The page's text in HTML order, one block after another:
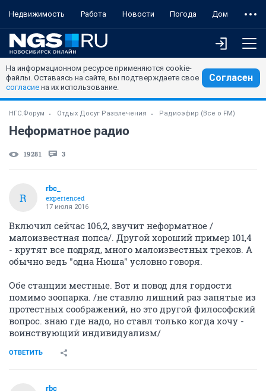
Недвижимость Работа Новости Погода Дом
На информационном ресурсе применяются cookie-
файлы. Оставаясь на сайте, вы подтверждаете свое
согласие на их использование.
Согласен
НГС.Форум Отдых Досуг Развлечения Радиоэфир (Все о FM)
Неформатное радио
19281 3
R
rbc_
experienced
17 июля 2016
Включил сейчас 106,2, звучит неформатное /
малоизвестная попса/. Другой хороший пример 101,4
- крутят все подряд, много малоизвестных треков. А
обычно ведь "одна Нюша" условно говоря.
Обе станции местные. Вот и повод для гордости
помимо зоопарка. /не ставлю лишний раз запятые из
протестных соображений, но это другой философский
вопрос. знаю где надо, но ставл только когда хочу -
воинствующий индивидуализм/
ОТВЕТИТЬ
rbc_